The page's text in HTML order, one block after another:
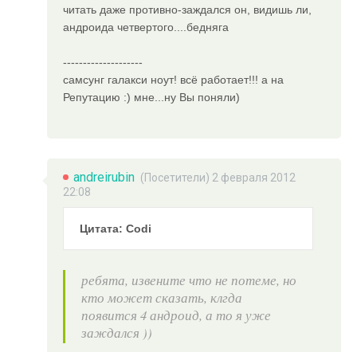
читать даже противно-заждался он, видишь ли,
андроида четвертого....бедняга
--------------------
самсунг галакси ноут! всё работает!!! а на
Репутацию :) мне...ну Вы поняли)
andreirubin (Посетители) 2 февраля 2012
22:08
Цитата: Codi
ребята, извените что не потеме, но
кто может сказать, клгда
появится 4 андроид, а то я уже
заждался ))